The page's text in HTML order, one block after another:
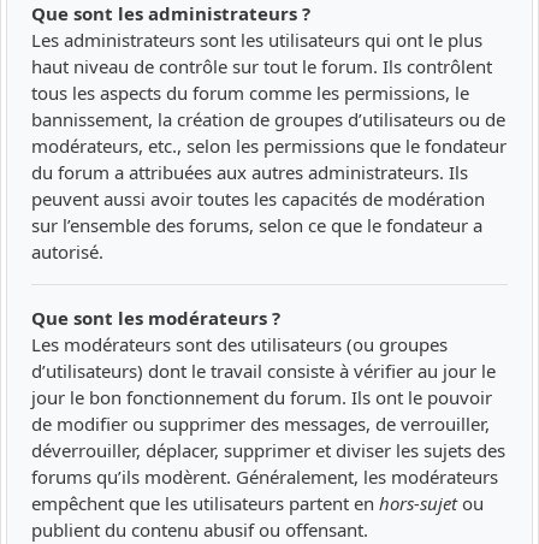
Que sont les administrateurs ?
Les administrateurs sont les utilisateurs qui ont le plus
haut niveau de contrôle sur tout le forum. Ils contrôlent
tous les aspects du forum comme les permissions, le
bannissement, la création de groupes d’utilisateurs ou de
modérateurs, etc., selon les permissions que le fondateur
du forum a attribuées aux autres administrateurs. Ils
peuvent aussi avoir toutes les capacités de modération
sur l’ensemble des forums, selon ce que le fondateur a
autorisé.
Que sont les modérateurs ?
Les modérateurs sont des utilisateurs (ou groupes
d’utilisateurs) dont le travail consiste à vérifier au jour le
jour le bon fonctionnement du forum. Ils ont le pouvoir
de modifier ou supprimer des messages, de verrouiller,
déverrouiller, déplacer, supprimer et diviser les sujets des
forums qu’ils modèrent. Généralement, les modérateurs
empêchent que les utilisateurs partent en hors-sujetou
publient du contenu abusif ou offensant.